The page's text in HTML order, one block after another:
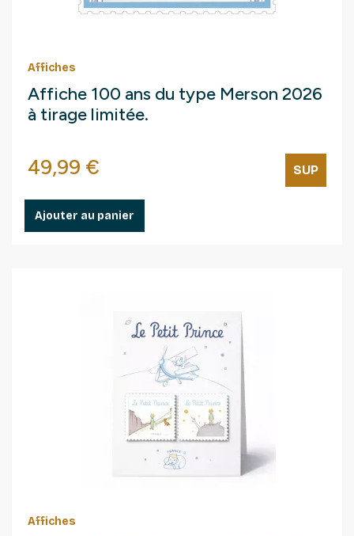
Affiches
Affiche 100 ans du type Merson 2026
à tirage limitée.
Prix
49,99 € SUP
Ajouter au panier
Affiches